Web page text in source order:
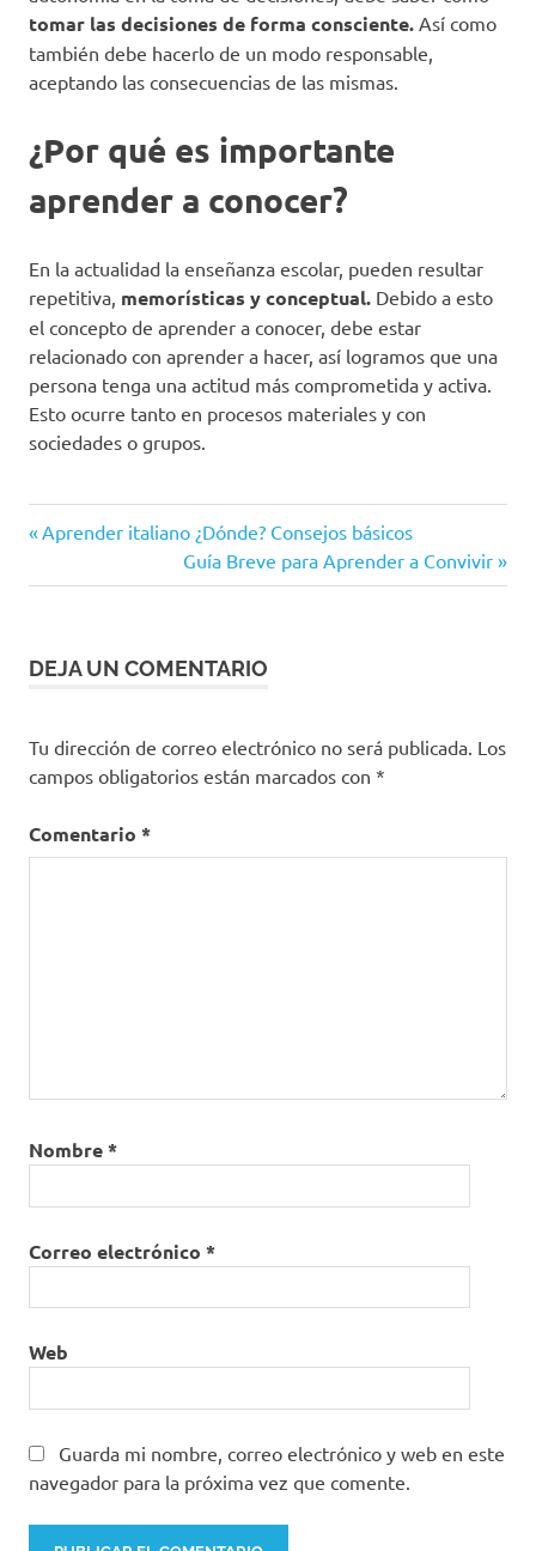
tomar las decisiones de forma consciente. Así como
también debe hacerlo de un modo responsable,
aceptando las consecuencias de las mismas.
¿Por qué es importante
aprender a conocer?
En la actualidad la enseñanza escolar, pueden resultar
repetitiva, memorísticas y conceptual. Debido a esto
el concepto de aprender a conocer, debe estar
relacionado con aprender a hacer, así logramos que una
persona tenga una actitud más comprometida y activa.
Esto ocurre tanto en procesos materiales y con
sociedades o grupos.
a
Navegación
de
Entrada
Aprender italiano ¿Dónde? Consejos básicos
Siguiente
entrada:
Guía Breve para Aprender a Convivir
DEJA UN COMENTARIO
Tu dirección de correo electrónico no será publicada. Los
campos obligatorios están marcados con *
Comentario *
Nombre*
Correo electrónico *
Web
Guarda mi nombre, correo electrónico y web en este
navegador para la próxima vez que comente.